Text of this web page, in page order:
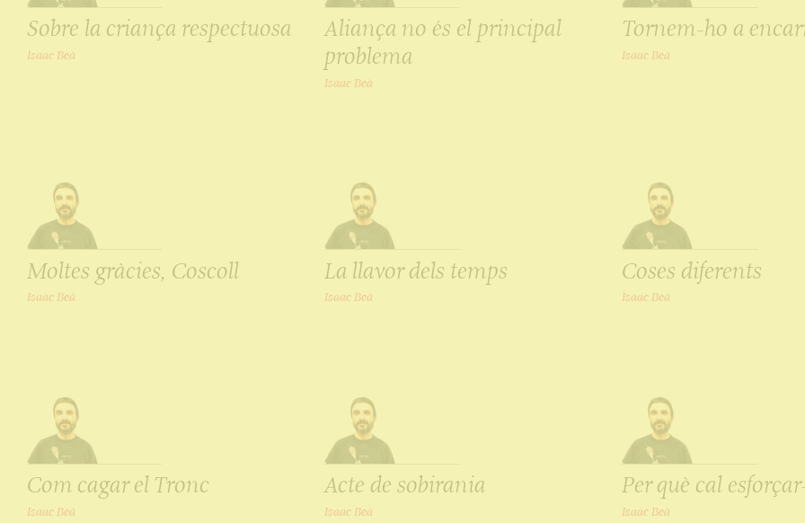
Sobre la criança respectuosa
Isaac Beà
Aliança no és el principal
problema
Isaac Beà
Tornem-ho a
Isaac Beà
Moltes gràcies, Coscoll
Isaac Beà
La llavor dels temps
Isaac Beà
Coses diferents
Isaac Beà
Com cagar el Tronc
Isaac Beà
Acte de sobirania
Isaac Beà
Per què cal
Isaac Beà